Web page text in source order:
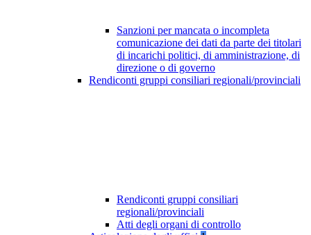
Sanzioni per mancata o incompleta
comunicazione dei dati da parte dei titolari
di incarichi politici, di amministrazione, di
direzione o di governo
Rendiconti gruppi consiliari regionali/provinciali
Rendiconti gruppi consiliari
regionali/provinciali
Atti degli organi di controllo